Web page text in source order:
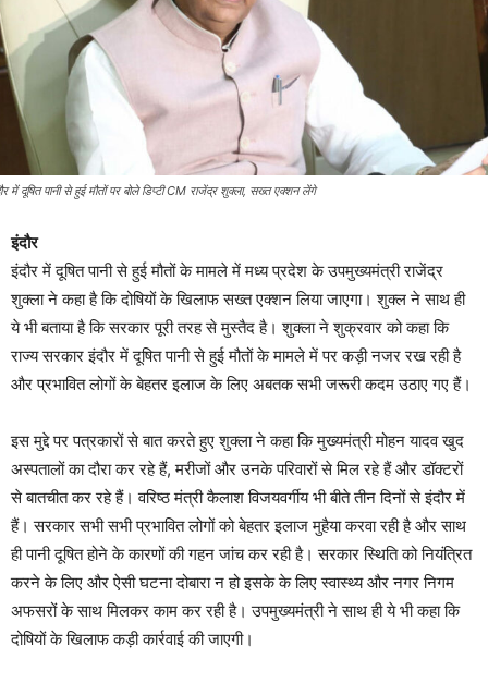
में दूषित पानी से हुई मौतों पर बोले डिप्टी CM राजेंद्र शुक्ला, सख्त एक्शन लेंगे
इंदौर
इंदौर में दूषित पानी से हुई मौतों के मामले में मध्य प्रदेश के उपमुख्यमंत्री राजेंद्र
शुक्ला ने कहा है कि दोषियों के खिलाफ सख्त एक्शन लिया जाएगा। शुक्ल ने साथ ही
ये भी बताया है कि सरकार पूरी तरह से मुस्तैद है। शुक्ला ने शुक्रवार को कहा कि
राज्य सरकार इंदौर में दूषित पानी से हुई मौतों के मामले में पर कड़ी नजर रख रही है
और प्रभावित लोगों के बेहतर इलाज के लिए अबतक सभी जरूरी कदम उठाए गए हैं।
इस मुद्दे पर पत्रकारों से बात करते हुए शुक्ला ने कहा कि मुख्यमंत्री मोहन यादव खुद
अस्पतालों का दौरा कर रहे हैं, मरीजों और उनके परिवारों से मिल रहे हैं और डॉक्टरों
से बातचीत कर रहे हैं। वरिष्ठ मंत्री कैलाश विजयवर्गीय भी बीते तीन दिनों से इंदौर में
हैं। सरकार सभी सभी प्रभावित लोगों को बेहतर इलाज मुहैया करवा रही है और साथ
ही पानी दूषित होने के कारणों की गहन जांच कर रही है। सरकार स्थिति को नियंत्रित
करने के लिए और ऐसी घटना दोबारा न हो इसके के लिए स्वास्थ्य और नगर निगम
अफसरों के साथ मिलकर काम कर रही है। उपमुख्यमंत्री ने साथ ही ये भी कहा कि
दोषियों के खिलाफ कड़ी कार्रवाई की जाएगी।